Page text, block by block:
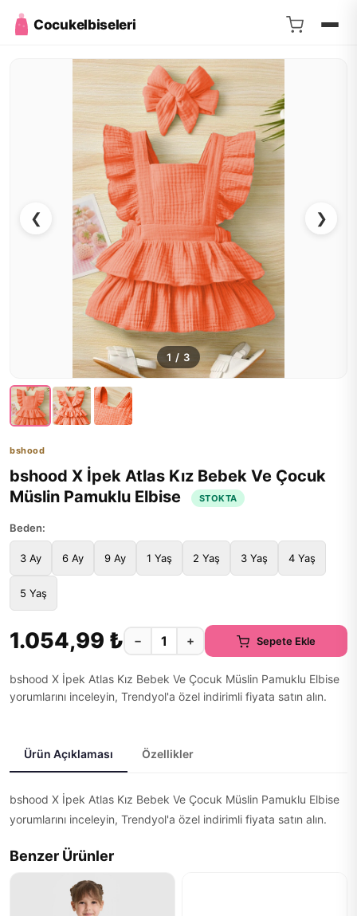
Cocukelbiseleri
❮ ❯
1 / 3
bshood
bshood X İpek Atlas Kız Bebek Ve Çocuk
Müslin Pamuklu Elbise
STOKTA
Beden:
3 Ay 6 Ay 9 Ay 1 Yaş 2 Yaş 3 Yaş 4 Yaş
5 Yaş
1.054,99 ₺ − + Sepete Ekle
bshood X İpek Atlas Kız Bebek Ve Çocuk Müslin Pamuklu Elbise
yorumlarını inceleyin, Trendyol'a özel indirimli fiyata satın alın.
Ürün Açıklaması Özellikler
bshood X İpek Atlas Kız Bebek Ve Çocuk Müslin Pamuklu Elbise
yorumlarını inceleyin, Trendyol'a özel indirimli fiyata satın alın.
Benzer Ürünler